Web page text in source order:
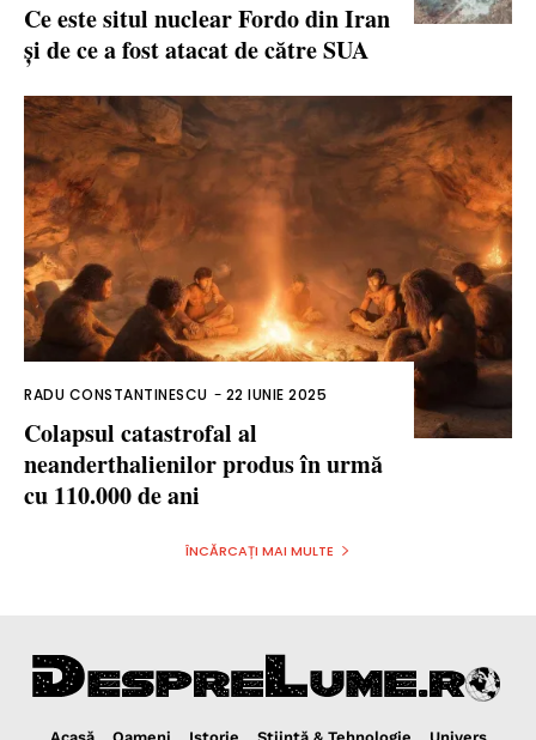
Ce este situl nuclear Fordo din Iran
și de ce a fost atacat de către SUA
RADU CONSTANTINESCU - 22 IUNIE 2025
Colapsul catastrofal al
neanderthalienilor produs în urmă
cu 110.000 de ani
ÎNCĂRCAȚI MAI MULTE